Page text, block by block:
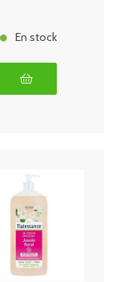
En stock